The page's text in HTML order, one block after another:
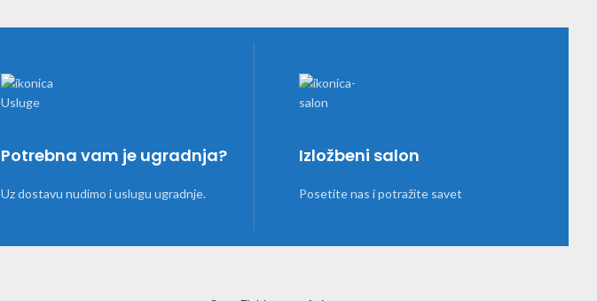
Potrebna vam je ugradnja?
Uz dostavu nudimo i uslugu ugradnje.
Izložbeni salon
Posetite nas i potražite savet